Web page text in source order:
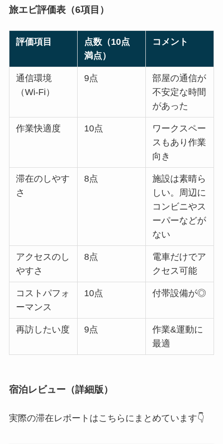
旅エビ評価表（6項目）
評価項目
点数（10点
満点）
コメント
通信環境
（Wi-Fi）
9点
部屋の通信が
不安定な時間
があった
作業快適度 10点
ワークスペー
スもあり作業
向き
滞在のしやす
さ
8点
施設は素晴ら
しい。周辺に
コンビニやス
ーパーなどが
ない
アクセスのし
やすさ
8点
電車だけでア
クセス可能
コストパフォ
ーマンス
10点 付帯設備が◎
再訪したい度 9点
作業&運動に
最適
宿泊レビュー（詳細版）
実際の滞在レポートはこちらにまとめています👇